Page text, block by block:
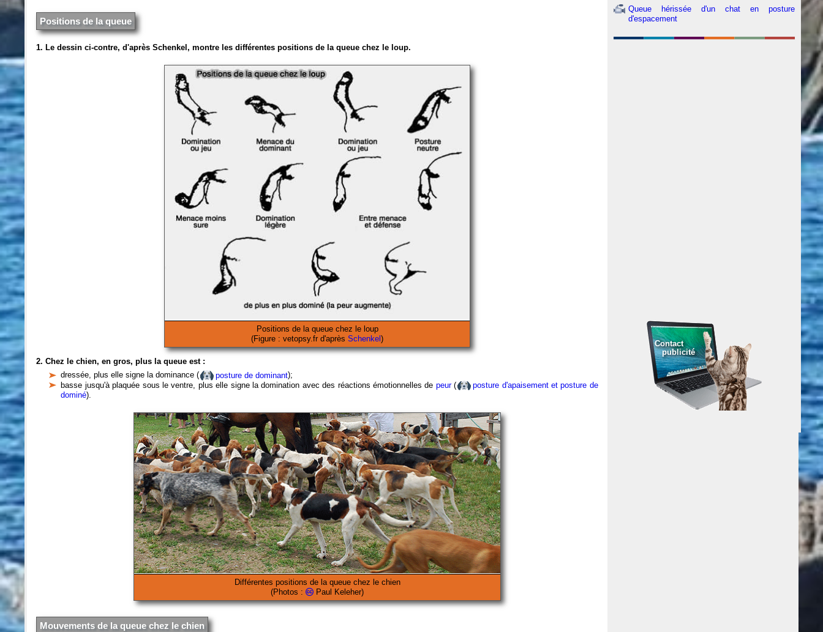
Positions de la queue
1. Le dessin ci-contre, d'après Schenkel, montre les différentes positions de la queue chez le loup.
Positions de la queue chez le loup
(Figure : vetopsy.fr d'aprèsSchenkel)
2. Chez le chien, en gros, plus la queue est :
dressée, plus elle signe la dominance (
posture de dominant);
basse jusqu'à plaquée sous le ventre, plus elle signe la domination avec des réactions émotionnelles de peur(
posture d'apaisement et posture de
dominé).
Différentes positions de la queue chez le chien
(Photos :
Paul Keleher)
Mouvements de la queue chez le chien
Queue hérissée d'un chat en posture
d'espacement
Contact
publicité